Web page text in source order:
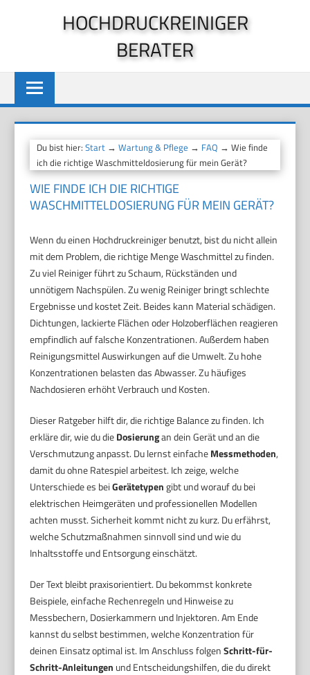
HOCHDRUCKREINIGER
BERATER
Du bist hier:Start →Wartung & Pflege → FAQ → Wie finde
ich die richtige Waschmitteldosierung für mein Gerät?
WIE FINDE ICH DIE RICHTIGE
WASCHMITTELDOSIERUNG FÜR MEIN GERÄT?
Wenn du einen Hochdruckreiniger benutzt, bist du nicht allein
mit dem Problem, die richtige Menge Waschmittel zu finden.
Zu viel Reiniger führt zu Schaum, Rückständen und
unnötigem Nachspülen. Zu wenig Reiniger bringt schlechte
Ergebnisse und kostet Zeit. Beides kann Material schädigen.
Dichtungen, lackierte Flächen oder Holzoberflächen reagieren
empfindlich auf falsche Konzentrationen. Außerdem haben
Reinigungsmittel Auswirkungen auf die Umwelt. Zu hohe
Konzentrationen belasten das Abwasser. Zu häufiges
Nachdosieren erhöht Verbrauch und Kosten.
Dieser Ratgeber hilft dir, die richtige Balance zu finden. Ich
erkläre dir, wie du dieDosierungan dein Gerät und an die
Verschmutzung anpasst. Du lernst einfacheMessmethoden,
damit du ohne Ratespiel arbeitest. Ich zeige, welche
Unterschiede es beiGerätetypengibt und worauf du bei
elektrischen Heimgeräten und professionellen Modellen
achten musst. Sicherheit kommt nicht zu kurz. Du erfährst,
welche Schutzmaßnahmen sinnvoll sind und wie du
Inhaltsstoffe und Entsorgung einschätzt.
Der Text bleibt praxisorientiert. Du bekommst konkrete
Beispiele, einfache Rechenregeln und Hinweise zu
Messbechern, Dosierkammern und Injektoren. Am Ende
kannst du selbst bestimmen, welche Konzentration für
deinen Einsatz optimal ist. Im Anschluss folgenSchritt-für-
Schritt-Anleitungen und Entscheidungshilfen, die du direkt